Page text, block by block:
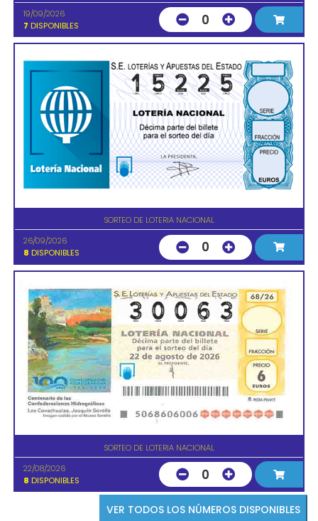
19/09/2026
7 DISPONIBLES 0
SORTEO DE LOTERIA NACIONAL
26/09/2026
8 DISPONIBLES 0
SORTEO DE LOTERIA NACIONAL
22/08/2026
8 DISPONIBLES 0
VER TODOS LOS NÚMEROS DISPONIBLES